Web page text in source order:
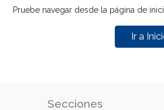
Pruebe navegar desde la página de
Ir a
Secciones